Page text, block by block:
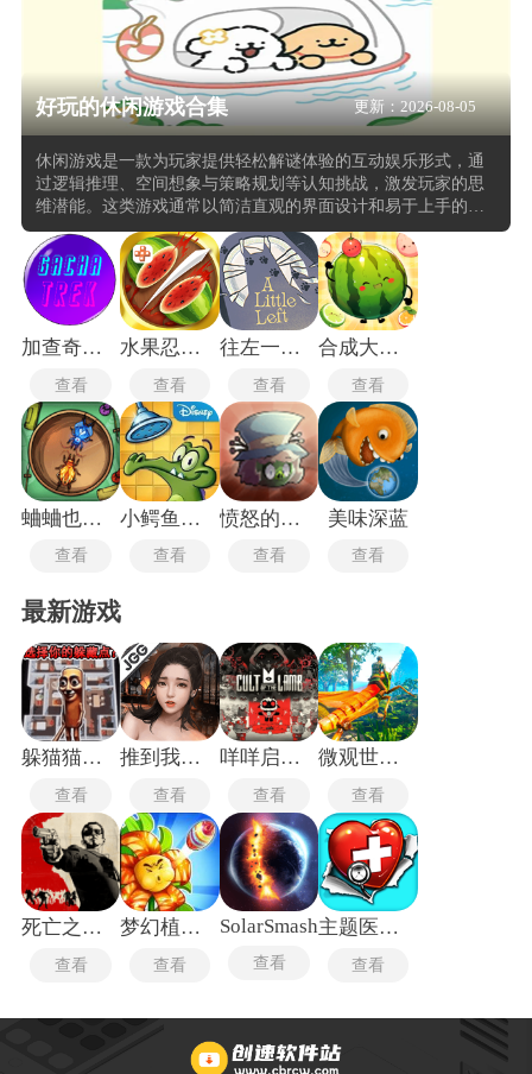
好玩的休闲游戏合集 更新：2026-08-05
休闲游戏是一款为玩家提供轻松解谜体验的互动娱乐形式，通
过逻辑推理、空间想象与策略规划等认知挑战，激发玩家的思
维潜能。这类游戏通常以简洁直观的界面设计和易于上手的操
作方式吸引广泛用户群体，尤其适合在碎片化时间中进行短时
沉浸式体验。内容涵盖多种解谜机制，如拼图、消除、路径规
划、物理推演等，每一种机制都围绕特定智力训练目标展开，
使玩家在娱乐过程中实现认知能力的提升。
加查奇遇记无广告版
查看
水果忍者安卓版
查看
往左一点手机版
查看
合成大西瓜
查看
蛐蛐也疯狂
查看
小鳄鱼洗澡
查看
愤怒的小鸟R计划
查看
美味深蓝
查看
最新游戏
躲猫猫行动手机版
查看
推到我总裁
查看
咩咩启示录安卓版
查看
微观世界生存
查看
死亡之屋2重制版
查看
梦幻植物城
查看
SolarSmash
查看
主题医院单机版
查看